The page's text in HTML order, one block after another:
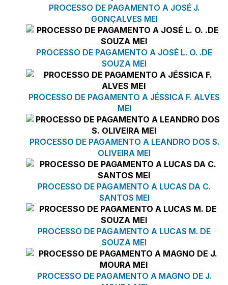
PROCESSO DE PAGAMENTO A JOSÉ J.
GONÇALVES MEI
PROCESSO DE PAGAMENTO A JOSÉ L. O. .DE
SOUZA MEI
PROCESSO DE PAGAMENTO A JÉSSICA F. ALVES
MEI
PROCESSO DE PAGAMENTO A LEANDRO DOS S.
OLIVEIRA MEI
PROCESSO DE PAGAMENTO A LUCAS DA C.
SANTOS MEI
PROCESSO DE PAGAMENTO A LUCAS M. DE
SOUZA MEI
PROCESSO DE PAGAMENTO A MAGNO DE J.